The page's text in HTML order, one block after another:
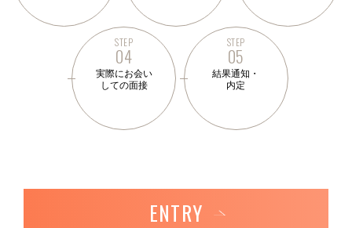
STEP
04
実際にお会い
しての面接
STEP
05
結果通知・
内定
ENTRY